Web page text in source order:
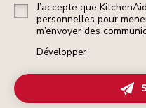
J’accepte que
personnelles pour
m’envoyer des
Développer